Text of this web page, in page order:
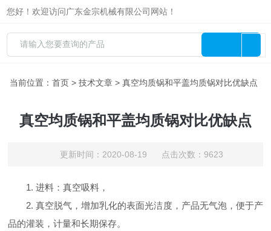
您好！欢迎访问广东金宗机械有限公司网站！
当前位置：首页 >技术文章 > 真空均质锅和平盖均质锅对比优缺点
真空均质锅和平盖均质锅对比优缺点
更新时间：2020-08-19 点击次数：9623
1. 进料：真空吸料，
2. 真空脱气，增加乳化的表面光洁度，产品无气泡，便于产
品的灌装，计量和长期保存。